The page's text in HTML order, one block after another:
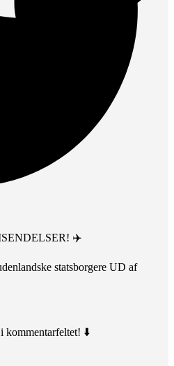
✈️
statsborgere UD af
kommentarfeltet! ⬇️